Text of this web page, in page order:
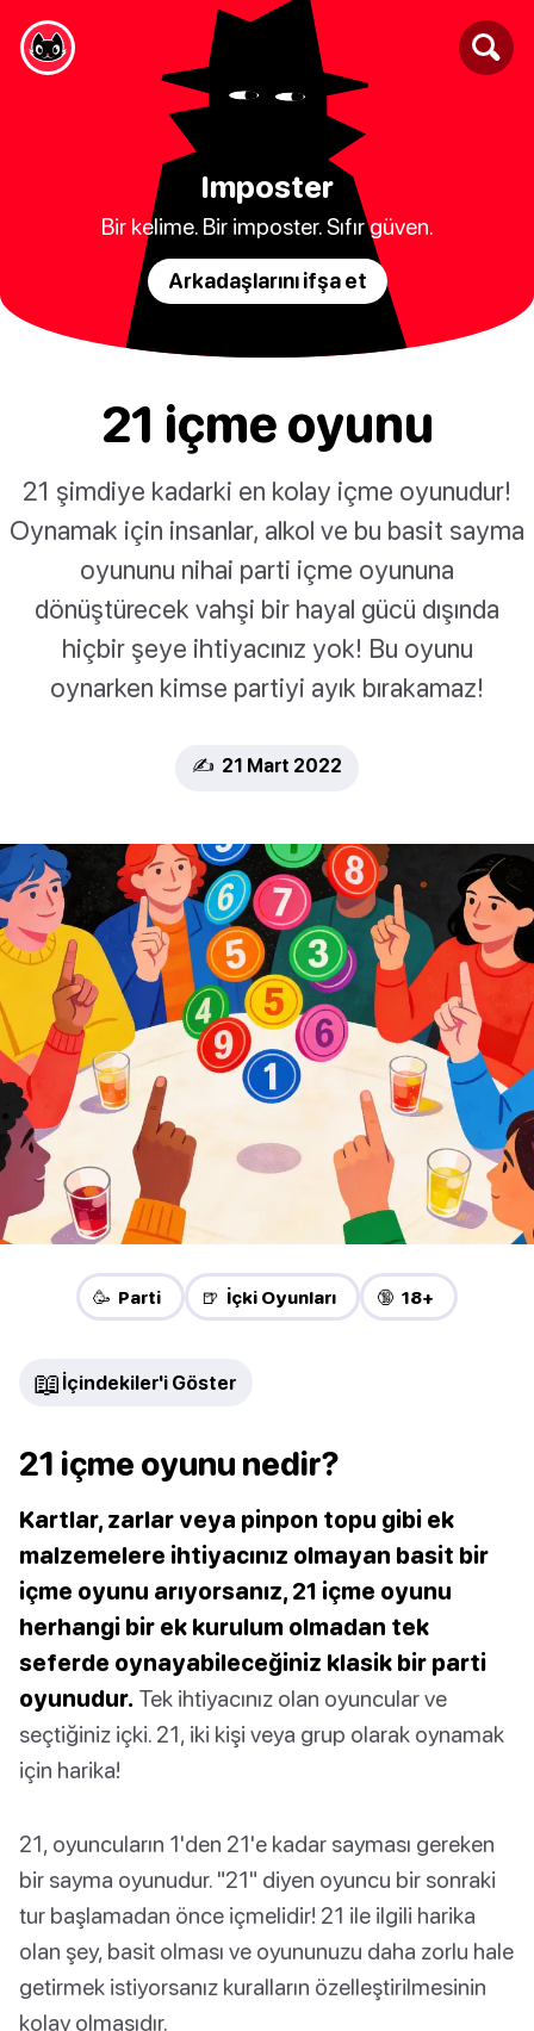
Imposter
Bir kelime. Bir imposter. Sıfır güven.
Arkadaşlarını ifşa et
21 içme oyunu
21 şimdiye kadarki en kolay içme oyunudur!
Oynamak için insanlar, alkol ve bu basit sayma
oyununu nihai parti içme oyununa
dönüştürecek vahşi bir hayal gücü dışında
hiçbir şeye ihtiyacınız yok! Bu oyunu
oynarken kimse partiyi ayık bırakamaz!
✍️ 21 Mart 2022
🥳 Parti 🍺 İçki Oyunları 🔞 18+
📖 İçindekiler'i Göster
21 içme oyunu nedir?
Kartlar, zarlar veya pinpon topu gibi ek
malzemelere ihtiyacınız olmayan basit bir
içme oyunu arıyorsanız, 21 içme oyunu
herhangi bir ek kurulum olmadan tek
seferde oynayabileceğiniz klasik bir parti
oyunudur. Tek ihtiyacınız olan oyuncular ve
seçtiğiniz içki. 21, iki kişi veya grup olarak oynamak
için harika!
21, oyuncuların 1'den 21'e kadar sayması gereken
bir sayma oyunudur. "21" diyen oyuncu bir sonraki
tur başlamadan önce içmelidir! 21 ile ilgili harika
olan şey, basit olması ve oyununuzu daha zorlu hale
getirmek istiyorsanız kuralların özelleştirilmesinin
kolay olmasıdır.